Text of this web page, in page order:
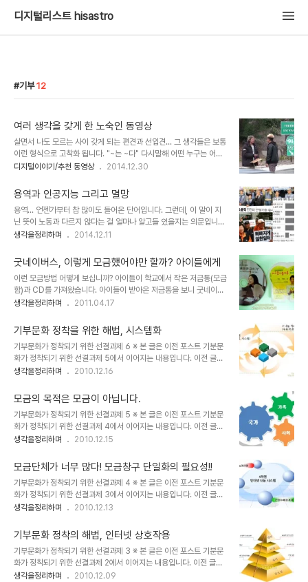
디지털리스트 hisastro
기부 12
여러 생각을 갖게 한 노숙인 동영상
살면서 나도 모르는 사이 갖게 되는 편견과 선입견... 그 생각들은 보통
이런 형식으로 고착화 됩니다. "~는 ~다" 다시말해 어떤 누구는 어떻
다고 쉽게 단정 짓게되는... 그러한 것들이 모두 틀린 말이라고 할 수는
리가 있어 보입니다. 예를들어 "가난한 사람은 게으르다" 라는 말이 그
렇습니다.반대로 "부자는 부지런하다"라는 말은 어떨까요? 이미지 출
처: galleryhip.com 너무 당연하게 느껴지는 단편적인 예라서 무엇
이 문제인지 잘 와닿지 않을 수 있습니다. 하지만, 알고 보면 편견과 선
입견은 대부분 단편적이라서 보다 쉽게 단정하게 만들고, 확신을 갖게
나쁘게 하는 근..
디지털이야기/추천 동영상 2014.12.30
용역과 인공지능 그리고 멸망
용역... 언젠가부터 참 많이도 들어온 단어입니다. 그런데, 이 말이 지
닌 뜻이 노동과 다르지 않다는 걸 얼마나 알고들 있을지는 의문입니다.
워낙 용역과 관계된 일들이 많은지라 대략 감은 잡고들 있겠지 싶지만
순수한? 노동을 사고파는 느낌이랄까요? 좀 품격(?)있게 표현해서 경
제용어적인~ 뭐 그런 것이라고 생각됩니다. 인정하고 싶지 않지만, 노
동이라는 것이 사고파는 속에 내재된 것이라고 할 수 있으니 우선 그렇
다고 하겠습니다. 다만, 그 노동에 대해 가치를 얼마나 부여하느냐에
따라 그 사회가 부실한지 안정적인지 결정짓는 토대가 된다는 건 언급
대 노동사..
생각을정리하며 2014.12.11
굿네이버스, 이렇게 모금했어야만 할까? 아이들에게
이런 모금방법 어떻게 보십니까? 아이들이 학교에서 작은 저금통(모금
함)과 CD를 가져왔습니다. 아이들이 받아온 저금통을 보니 굿네이버
스라는 사회복지단체에서 "지구촌나눔가족, 100원의 기적"이란 주제
CD를 보니 굿네이버스 이름 옆에는 교육과학기술부 후원이라고 인쇄
되어 있습니다. 순간, 근본적으로 나눔은 좋은 의미지만, 그 좋은 의미
는 제대로된 방법과 과정이 있을때 해당되는 얘기라는 생각과 함께 굿
네이버스의 이러한 모금은 문제가 있다는 생각이 들었습니다. 아이로
부터 이야기를 들어보니, 4월 몇일까지 편지와 함께 저금통을 가져오
습니다. ▲ 굿네이버스에서 교육과학기술부를 통해 ..
생각을정리하며 2011.04.17
기부문화 정착을 위한 해법, 시스템화
기부문화가 정착되기 위한 선결과제 6 ※ 본 글은 이전 포스트 기분문
화가 정착되기 위한 선결과제 5에서 이어지는 내용입니다. 이전 글을
읽지 않으셨다면, 전체 내용의 이해를 위하여 이전 포스트를 먼저 읽어
기관의 문제가 불거짐에 따라 전체가 왜곡되어 호도되는 분위기와 이
를 호기삼아 경쟁?의식을 지닌 그리 다를 바 없는 모금단체들이 이번
이 기회라고 달려드는 것을 경계해야 한다는 점 입니다. 특히 종교의
기치를 내걸고 -또는 이를 교묘히 숨기며- 사회복지를 앞세워 선교활
동에 매진하거나 사욕을 채우는 모습은 정말이지 그것이야 말로 안될
기사 ☞ 사회복지공동모금회 비리 꼼꼼히 들..
생각을정리하며 2010.12.16
모금의 목적은 모금이 아닙니다.
기부문화가 정착되기 위한 선결과제 5 ※ 본 글은 이전 포스트 기분문
화가 정착되기 위한 선결과제 4에서 이어지는 내용입니다. 이전 글을
읽지 않으셨다면, 내용의 이해를 위하여 이전 포스트를 먼저 읽어보시
의 문제가 불거짐에 따라 전체가 왜곡되어 호도되는 분위기와 이를 호
기삼아 경쟁?의식을 지닌 그리 다를 바 없는 모금단체들이 이번이 기
회라고 달려드는 것을 경계해야 한다는 점 입니다. 특히 종교의 기치를
내걸고 -또는 이를 교묘히 숨기며- 사회복지를 앞세워 선교활동에 매
진하거나 사욕을 채우는 모습은 정말이지 그것이야 말로 안될 일이라
사회복지공동모금회 비리 꼼꼼히 들여다보..
생각을정리하며 2010.12.15
모금단체가 너무 많다! 모금창구 단일화의 필요성!!
기부문화가 정착되기 위한 선결과제 4 ※ 본 글은 이전 포스트 기분문
화가 정착되기 위한 선결과제 3에서 이어지는 내용입니다. 이전 글을
읽지 않으셨다면, 내용의 이해를 위하여 이전 포스트를 먼저 읽어보시
의 문제가 불거짐에 따라 전체가 왜곡되어 호도되는 분위기와 이를 호
기삼아 경쟁?의식을 지닌 그리 다를 바 없는 모금단체들이 이번이 기
회라고 달려드는 것을 경계해야 한다는 점 입니다. 특히 종교의 기치를
내걸고 -또는 이를 교묘히 숨기며- 사회복지를 앞세워 선교활동에 매
진하거나 사욕을 채우는 모습은 정말이지 그것이야 말로 안될 일이라
생각을정리하며 2010.12.13
기부문화 정착의 해법, 인터넷 상호작용
기부문화가 정착되기 위한 선결과제 3 ※ 본 글은 이전 포스트 기분문
화가 정착되기 위한 선결과제 2에서 이어지는 내용입니다. 이전 글을
읽지 않으셨다면, 내용의 이해를 위하여 이전 포스트를 먼저 읽어보시
생각을정리하며 2010.12.09